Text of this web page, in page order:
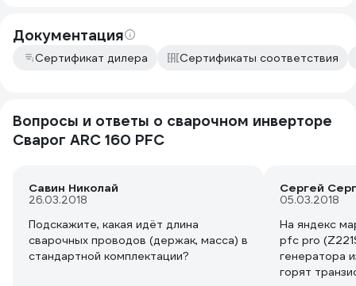
Документация
Сертификат дилера Сертификаты соответствия
Вопросы и ответы о сварочном инверторе
Сварог ARC 160 PFC
Савин Николай
26.03.2018
Подскажите, какая идёт длина
сварочных проводов (держак, масса) в
стандартной комплектации?
Сергей
05.03.2018
На яндекс
pfc pro
генератора
горят